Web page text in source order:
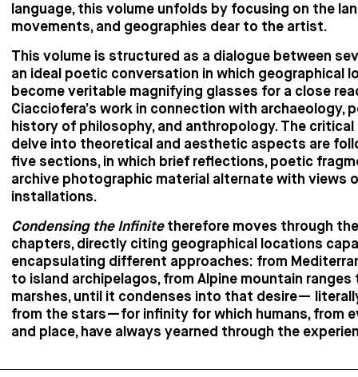
language, this volume unfolds by focusing on the
movements, and geographies dear to the artist.
This volume is structured as a dialogue between
an ideal poetic conversation in which geographical
become veritable magnifying glasses for a close
Ciacciofera’s work in connection with archaeology,
history of philosophy, and anthropology. The
delve into theoretical and aesthetic aspects are
five sections, in which brief reflections, poetic
archive photographic material alternate with views
installations.
Condensing the Infinite therefore moves through
chapters, directly citing geographical locations
encapsulating different approaches: from
to island archipelagos, from Alpine mountain
marshes, until it condenses into that desire—
from the stars—for infinity for which humans, from
and place, have always yearned through the